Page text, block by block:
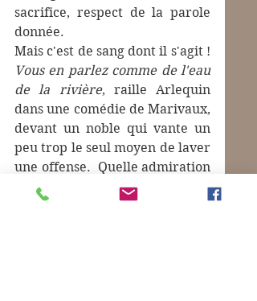
sacrifice, respect de la parole
donnée.
Mais c'est de sang dont il s'agit !
Vous en parlez comme de l'eau
de la rivière, raille Arlequin
dans une comédie de Marivaux,
devant un noble qui vante un
peu trop le seul moyen de laver
une offense.  Quelle admiration
pourtant  et quelle gratitude
méritent ces jeunes gens qui se